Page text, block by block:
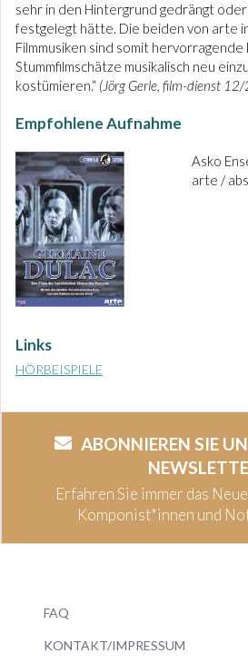
sehr in den Hintergrund gedrängt
festgelegt hätte. Die beiden von arte
Filmmusiken sind somit hervorragende
Stummfilmschätze musikalisch neu
kostümieren.“ (Jörg Gerle, film-dienst
Empfohlene Aufnahme
Asko
arte /
Links
HÖRBEISPIELE
ABONNIEREN SIE
Erfahren Sie immer das
Komponist*innen und
FAQ
KONTAKT/IMPRESSUM